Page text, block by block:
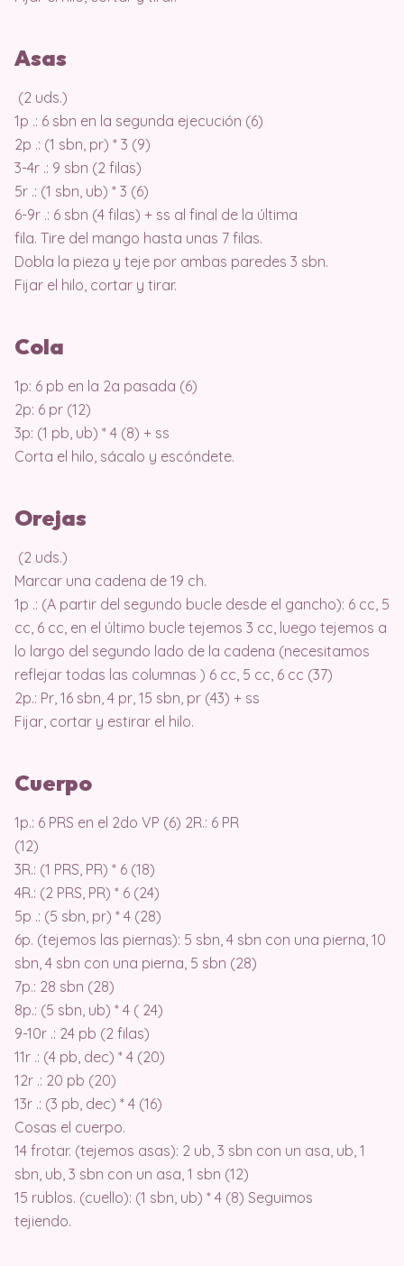
Asas
(2 uds.)
1p .: 6 sbn en la segunda ejecución (6)
2p .: (1 sbn, pr) * 3 (9)
3-4r .: 9 sbn (2 filas)
5r .: (1 sbn, ub) * 3 (6)
6-9r .: 6 sbn (4 filas) + ss al final de la última
fila. Tire del mango hasta unas 7 filas.
Dobla la pieza y teje por ambas paredes 3 sbn.
Fijar el hilo, cortar y tirar.
Cola
1p: 6 pb en la 2a pasada (6)
2p: 6 pr (12)
3p: (1 pb, ub) * 4 (8) + ss
Corta el hilo, sácalo y escóndete.
Orejas
(2 uds.)
Marcar una cadena de 19 ch.
1p .: (A partir del segundo bucle desde el gancho): 6 cc, 5
cc, 6 cc, en el último bucle tejemos 3 cc, luego tejemos a
lo largo del segundo lado de la cadena (necesitamos
reflejar todas las columnas ) 6 cc, 5 cc, 6 cc (37)
2p.: Pr, 16 sbn, 4 pr, 15 sbn, pr (43) + ss
Fijar, cortar y estirar el hilo.
Cuerpo
1p.: 6 PRS en el 2do VP (6) 2R.: 6 PR
(12)
3R.: (1 PRS, PR) * 6 (18)
4R.: (2 PRS, PR) * 6 (24)
5p .: (5 sbn, pr) * 4 (28)
6p. (tejemos las piernas): 5 sbn, 4 sbn con una pierna, 10
sbn, 4 sbn con una pierna, 5 sbn (28)
7p.: 28 sbn (28)
8p.: (5 sbn, ub) * 4 ( 24)
9-10r .: 24 pb (2 filas)
11r .: (4 pb, dec) * 4 (20)
12r .: 20 pb (20)
13r .: (3 pb, dec) * 4 (16)
Cosas el cuerpo.
14 frotar. (tejemos asas): 2 ub, 3 sbn con un asa, ub, 1
sbn, ub, 3 sbn con un asa, 1 sbn (12)
15 rublos. (cuello): (1 sbn, ub) * 4 (8) Seguimos
tejiendo.